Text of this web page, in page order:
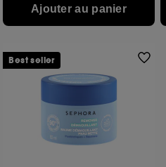
Ajouter au panier
Best seller